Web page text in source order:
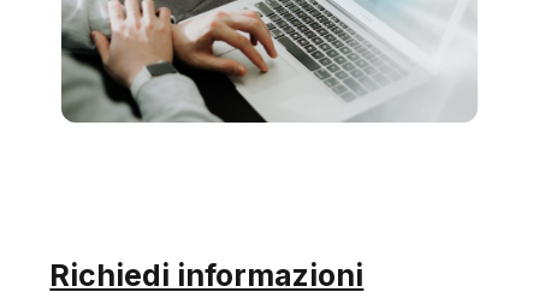
Richiedi informazioni